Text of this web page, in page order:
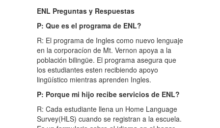
ENL Preguntas y Respuestas
P: Que es el programa de ENL?
R: El programa de Ingles como nuevo lenguaje
en la corporacíon de Mt. Vernon apoya a la
población bilingüe. El programa asegura que
los estudiantes esten recibiendo apoyo
lingüístico mientras aprenden Ingles.
P: Porque mi hijo recibe servicios de ENL?
R: Cada estudiante llena un Home Language
Survey(HLS) cuando se registran a la escuela.